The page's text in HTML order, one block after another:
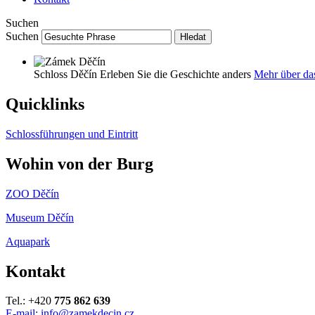
Suchen
Suchen
Hledat
Schloss Děčín Erleben Sie die Geschichte anders Mehr über
Quicklinks
Schlossführungen und Eintritt
Wohin von der Burg
ZOO Děčín
Museum Děčín
Aquapark
Kontakt
Tel.: +420 775 862 639